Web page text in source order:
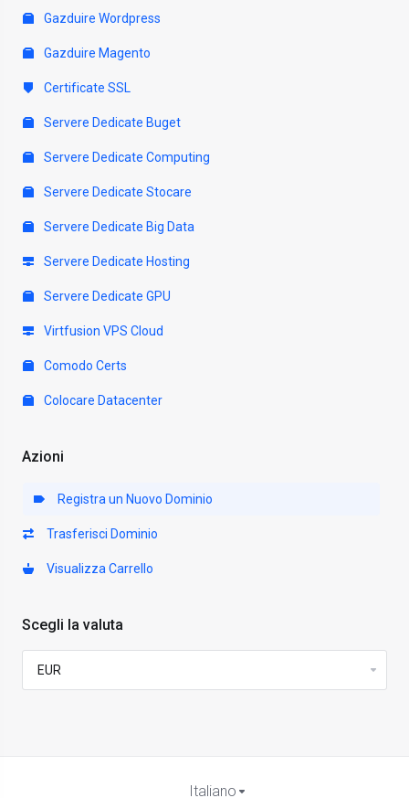
Gazduire Wordpress
Gazduire Magento
Certificate SSL
Servere Dedicate Buget
Servere Dedicate Computing
Servere Dedicate Stocare
Servere Dedicate Big Data
Servere Dedicate Hosting
Servere Dedicate GPU
Virtfusion VPS Cloud
Comodo Certs
Colocare Datacenter
Azioni
Registra un Nuovo Dominio
Trasferisci Dominio
Visualizza Carrello
Scegli la valuta
Italiano